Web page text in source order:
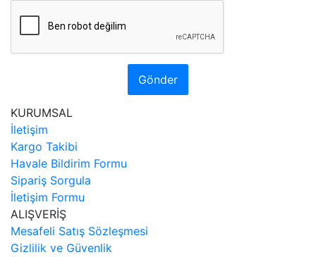
Gönder
KURUMSAL
İletişim
Kargo Takibi
Havale Bildirim Formu
Sipariş Sorgula
İletişim Formu
ALIŞVERİŞ
Mesafeli Satış Sözleşmesi
Gizlilik ve Güvenlik